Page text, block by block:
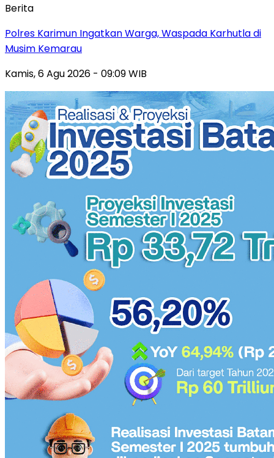
Berita
Polres Karimun Ingatkan Warga, Waspada Karhutla di
Musim Kemarau
Kamis, 6 Agu 2026 - 09:09 WIB